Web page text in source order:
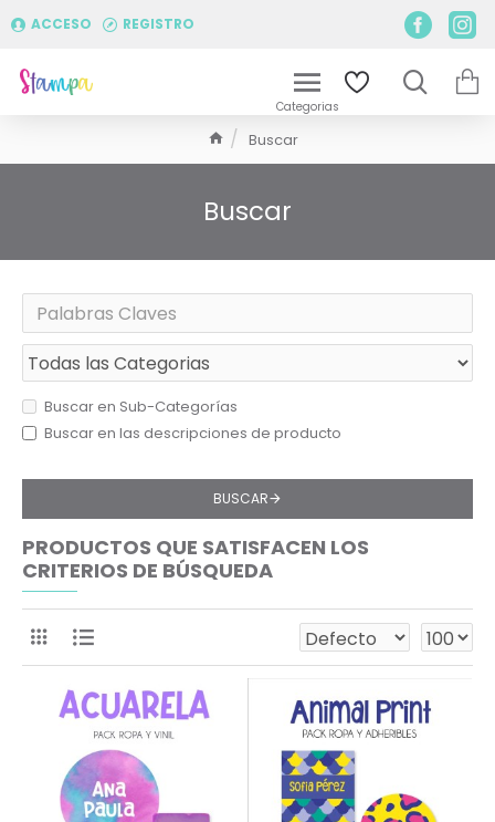
ACCESO REGISTRO
Buscar
Buscar
Buscar en Sub-Categorías
Buscar en las descripciones de producto
BUSCAR
PRODUCTOS QUE SATISFACEN LOS
CRITERIOS DE BÚSQUEDA